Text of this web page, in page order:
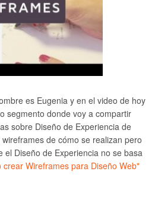
es Eugenia y en el video de hoy
segmento donde voy a compartir
sobre Diseño de Experiencia de
de cómo se realizan pero
el Diseño de Experiencia no se basa
crear Wireframes para Diseño Web"